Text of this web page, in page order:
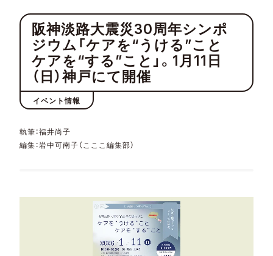
阪神淡路大震災30周年シンポ
ジウム「ケアを“うける”こと
ケアを“する”こと」。1月11日
（日）神戸にて開催
イベント情報
執筆：福井尚子
編集：岩中可南子（こここ編集部）